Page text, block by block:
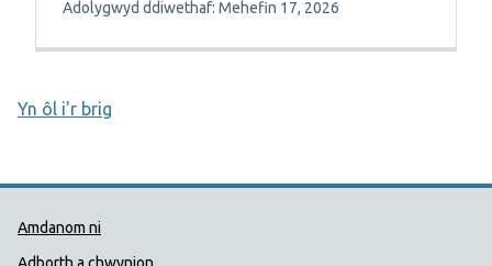
Adolygwyd ddiwethaf: Mehefin 17, 2026
Yn ôl i'r brig
Dolenni Cymorth Iechyd
Amdanom ni